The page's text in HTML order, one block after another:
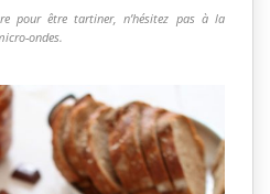
pour être tartiner, n’hésitez pas à la
ondes.